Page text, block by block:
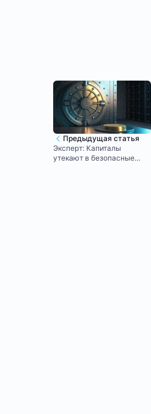
Предыдущая статья
Эксперт: Капиталы
утекают в безопасные